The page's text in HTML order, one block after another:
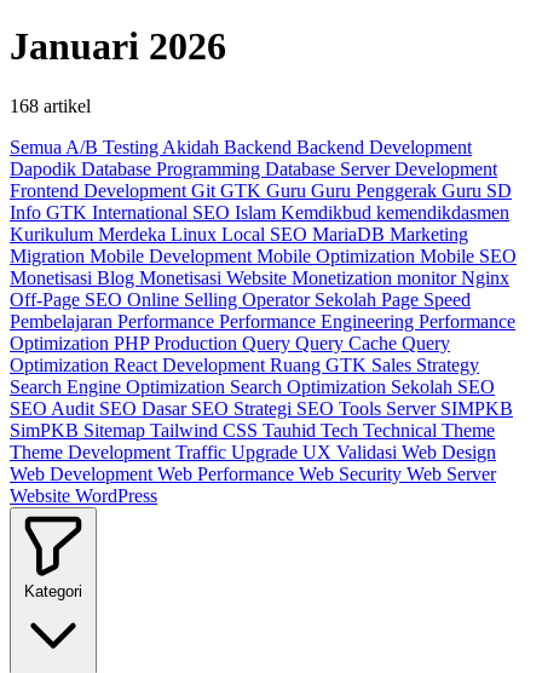
Januari 2026
168 artikel
Semua A/B Testing Akidah Backend Backend Development
Dapodik Database Programming Database ServerDevelopment
Frontend Development Git GTK Guru Guru Penggerak Guru SD
Info GTK International SEO Islam Kemdikbud kemendikdasmen
Kurikulum Merdeka Linux Local SEO MariaDB Marketing
Migration Mobile Development Mobile Optimization Mobile SEO
Monetisasi Blog Monetisasi Website Monetization monitorNginx
Off-Page SEO Online Selling Operator Sekolah Page Speed
Pembelajaran Performance Performance Engineering Performance
Optimization PHPProduction Query Query Cache Query
Optimization React Development Ruang GTK Sales Strategy
Search Engine Optimization Search Optimization Sekolah SEO
SEO Audit SEO Dasar SEO Strategi SEO Tools Server SIMPKB
SimPKB Sitemap Tailwind CSS Tauhid Tech Technical Theme
Theme Development Traffic Upgrade UX Validasi Web Design
Web Development Web Performance Web Security Web Server
Website WordPress
Kategori